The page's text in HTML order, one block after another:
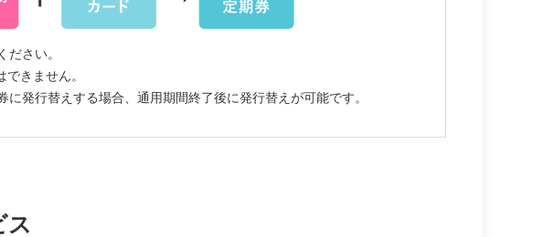
ださい。
きません。
発行替えする場合、通用期間終了後に発行替えが可能です。
ス